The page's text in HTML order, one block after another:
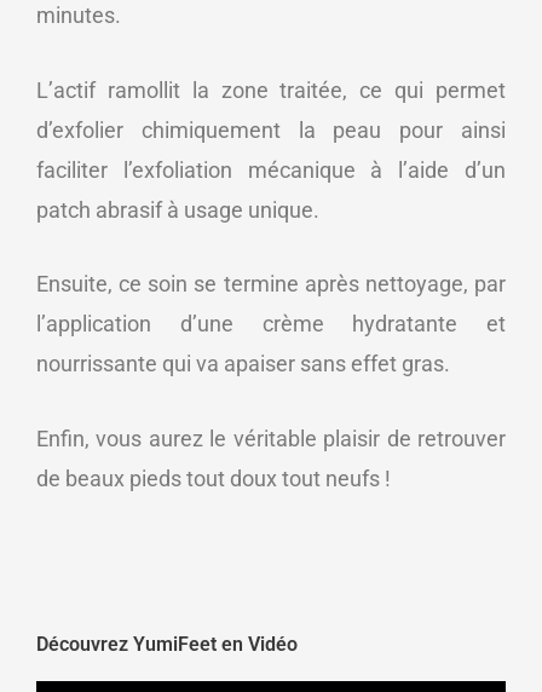
minutes.
L’actif ramollit la zone traitée, ce qui permet
d’exfolier chimiquement la peau pour ainsi
faciliter l’exfoliation mécanique à l’aide d’un
patch abrasif à usage unique.
Ensuite, ce soin se termine après nettoyage, par
l’application d’une crème hydratante et
nourrissante qui va apaiser sans effet gras.
Enfin, vous aurez le véritable plaisir de retrouver
de beaux pieds tout doux tout neufs !
Découvrez YumiFeet en Vidéo